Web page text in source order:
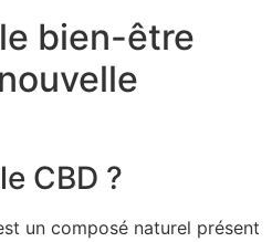
bien-être
CBD ?
un composé naturel présent